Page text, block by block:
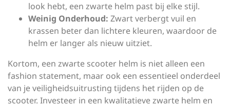
look hebt, een zwarte helm past bij elke stijl.
Weinig Onderhoud: Zwart verbergt vuil en
krassen beter dan lichtere kleuren, waardoor de
helm er langer als nieuw uitziet.
Kortom, een zwarte scooter helm is niet alleen een
fashion statement, maar ook een essentieel onderdeel
van je veiligheidsuitrusting tijdens het rijden op de
scooter. Investeer in een kwalitatieve zwarte helm en